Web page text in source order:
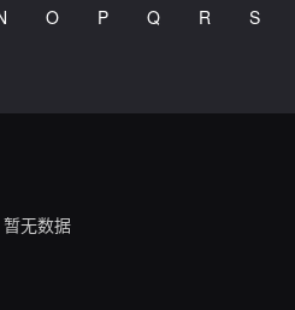
O P Q R S
暂无数据